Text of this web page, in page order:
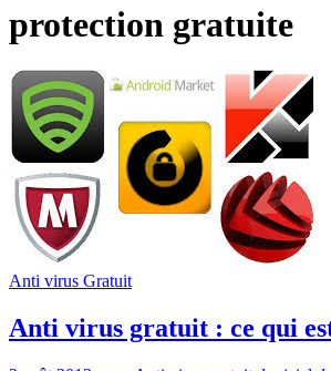
protection gratuite
Anti virus Gratuit
Anti virus gratuit : ce qui